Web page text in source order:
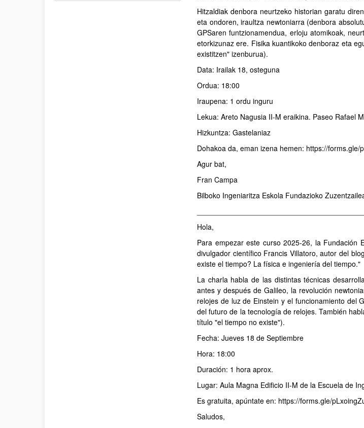
Hitzaldiak denbora neurtzeko historian garatu
eta ondoren, iraultza newtoniarra (denbora
GPSaren funtzionamendua, erloju atomikoak,
etorkizunaz ere. Fisika kuantikoko denboraz eta
existitzen" izenburua).
Data: Irailak 18, osteguna
Ordua: 18:00
Iraupena: 1 ordu inguru
Lekua: Areto Nagusia II-M eraikina. Paseo Rafael
Hizkuntza: Gastelaniaz
Dohakoa da, eman izena hemen: https://forms.gle/
Agur bat,
Fran Campa
Bilboko Ingeniaritza Eskola Fundazioko
Hola,
Para empezar este curso 2025-26, la
divulgador científico Francis Villatoro, autor del
existe el tiempo? La física e ingeniería del tiempo."
La charla habla de las distintas técnicas
antes y después de Galileo, la revolución
relojes de luz de Einstein y el funcionamiento del
del futuro de la tecnología de relojes. También
título "el tiempo no existe").
Fecha: Jueves 18 de Septiembre
Hora: 18:00
Duración: 1 hora aprox.
Lugar: Aula Magna Edificio II-M de la Escuela de
Es gratuita, apúntate en: https://forms.gle/
Saludos,